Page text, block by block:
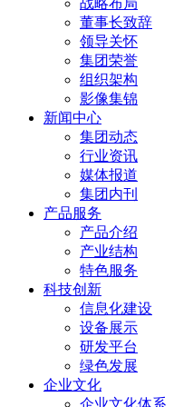
董事长致辞
领导关怀
集团荣誉
组织架构
影像集锦
新闻中心
集团动态
行业资讯
媒体报道
集团内刊
产品服务
产品介绍
产业结构
特色服务
科技创新
信息化建设
设备展示
研发平台
绿色发展
企业文化
企业文化体系